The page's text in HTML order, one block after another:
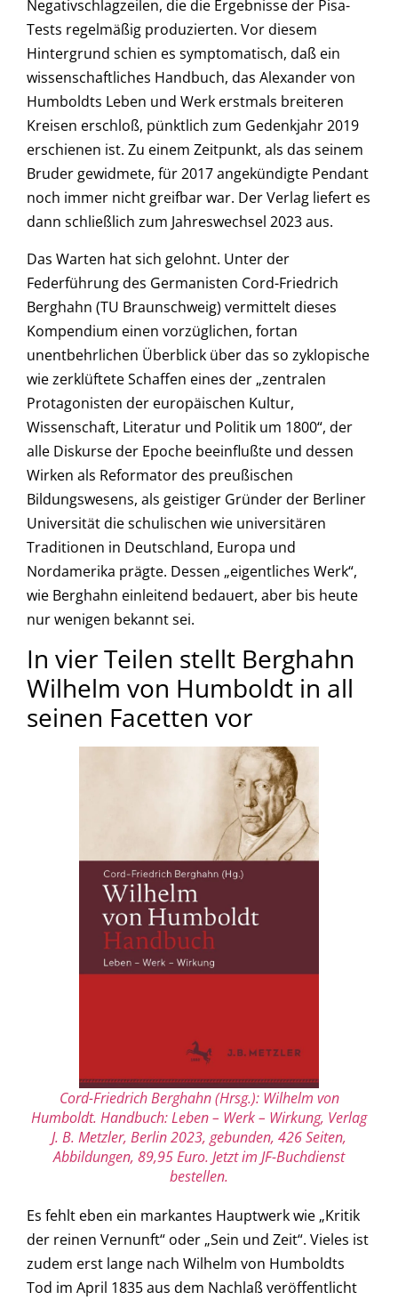
Negativschlagzeilen, die die Ergebnisse der Pisa-
Tests regelmäßig produzierten. Vor diesem
Hintergrund schien es symptomatisch, daß ein
wissenschaftliches Handbuch, das Alexander von
Humboldts Leben und Werk erstmals breiteren
Kreisen erschloß, pünktlich zum Gedenkjahr 2019
erschienen ist. Zu einem Zeitpunkt, als das seinem
Bruder gewidmete, für 2017 angekündigte Pendant
noch immer nicht greifbar war. Der Verlag liefert es
dann schließlich zum Jahreswechsel 2023 aus.
Das Warten hat sich gelohnt. Unter der
Federführung des Germanisten Cord-Friedrich
Berghahn (TU Braunschweig) vermittelt dieses
Kompendium einen vorzüglichen, fortan
unentbehrlichen Überblick über das so zyklopische
wie zerklüftete Schaffen eines der „zentralen
Protagonisten der europäischen Kultur,
Wissenschaft, Literatur und Politik um 1800“, der
alle Diskurse der Epoche beeinflußte und dessen
Wirken als Reformator des preußischen
Bildungswesens, als geistiger Gründer der Berliner
Universität die schulischen wie universitären
Traditionen in Deutschland, Europa und
Nordamerika prägte. Dessen „eigentliches Werk“,
wie Berghahn einleitend bedauert, aber bis heute
nur wenigen bekannt sei.
In vier Teilen stellt Berghahn
Wilhelm von Humboldt in all
seinen Facetten vor
Cord-Friedrich Berghahn (Hrsg.): Wilhelm von
Humboldt. Handbuch: Leben – Werk – Wirkung, Verlag
J. B. Metzler, Berlin 2023, gebunden, 426 Seiten,
Abbildungen, 89,95 Euro. Jetzt im JF-Buchdienst
bestellen.
Es fehlt eben ein markantes Hauptwerk wie „Kritik
der reinen Vernunft“ oder „Sein und Zeit“. Vieles ist
zudem erst lange nach Wilhelm von Humboldts
Tod im April 1835 aus dem Nachlaß veröffentlicht